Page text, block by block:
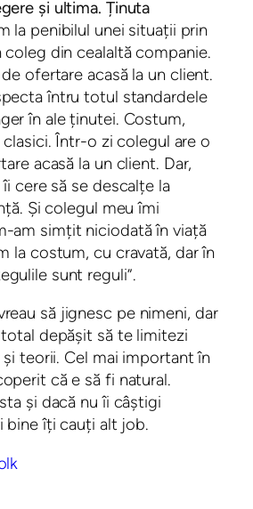
și ultima. Ținuta
la penibilul unei situații prin
din cealaltă companie.
ofertare acasă la un client.
întru totul standardele
în ale ținutei. Costum,
Într-o zi colegul are o
acasă la un client. Dar,
cere să se descalțe la
Și colegul meu îmi
am simțit niciodată în viață
la costum, cu cravată, dar în
sunt reguli”.
să jignesc pe nimeni, dar
depășit să te limitezi
și teorii. Cel mai important în
că e să fi natural.
și dacă nu îi câștigi
bine îți cauți alt job.